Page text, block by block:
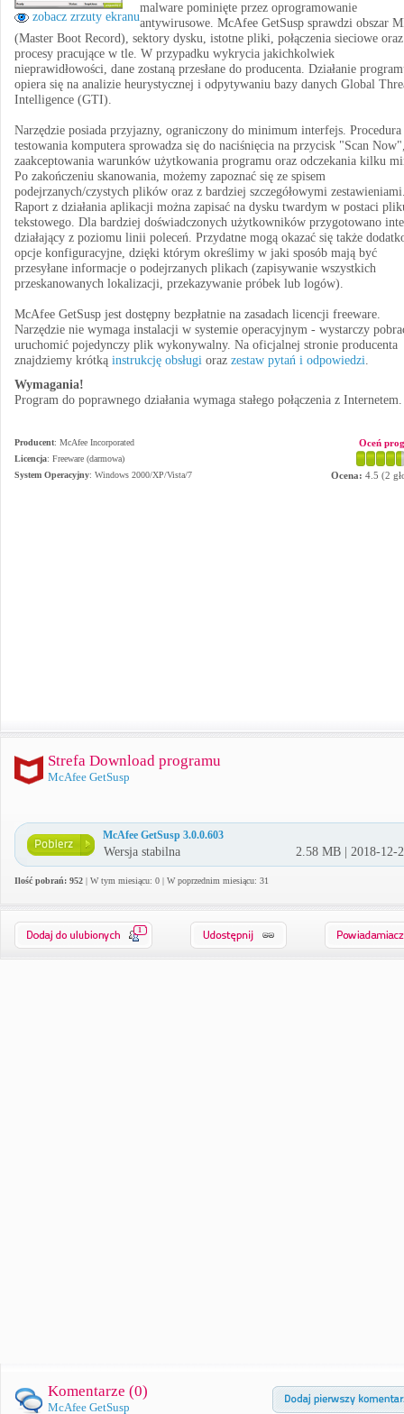
zobacz zrzuty ekranu
malware pominięte przez oprogramowanie
antywirusowe. McAfee GetSusp sprawdzi obszar
(Master Boot Record), sektory dysku, istotne pliki, połączenia sieciowe oraz
procesy pracujące w tle. W przypadku wykrycia jakichkolwiek
nieprawidłowości, dane zostaną przesłane do producenta. Działanie
opiera się na analizie heurystycznej i odpytywaniu bazy danych Global
Intelligence (GTI).
Narzędzie posiada przyjazny, ograniczony do minimum interfejs. Procedura
testowania komputera sprowadza się do naciśnięcia na przycisk "Scan
zaakceptowania warunków użytkowania programu oraz odczekania kilku
Po zakończeniu skanowania, możemy zapoznać się ze spisem
podejrzanych/czystych plików oraz z bardziej szczegółowymi
Raport z działania aplikacji można zapisać na dysku twardym w postaci
tekstowego. Dla bardziej doświadczonych użytkowników przygotowano
działający z poziomu linii poleceń. Przydatne mogą okazać się także
opcje konfiguracyjne, dzięki którym określimy w jaki sposób mają być
przesyłane informacje o podejrzanych plikach (zapisywanie wszystkich
przeskanowanych lokalizacji, przekazywanie próbek lub logów).
McAfee GetSusp jest dostępny bezpłatnie na zasadach licencji freeware.
Narzędzie nie wymaga instalacji w systemie operacyjnym - wystarczy
uruchomić pojedynczy plik wykonywalny. Na oficjalnej stronie producenta
znajdziemy krótką instrukcję obsługi oraz zestaw pytań i odpowiedzi.
Wymagania!
Program do poprawnego działania wymaga stałego połączenia z Internetem.
Producent: McAfee Incorporated
Licencja: Freeware (darmowa)
System Operacyjny: Windows 2000/XP/Vista/7
Oceń
Ocena: 4.5 (2
Strefa Download programu
McAfee GetSusp
McAfee GetSusp 3.0.0.603
Wersja stabilna 2.58 MB | 2018-12-
Ilość pobrań: 952 | W tym miesiącu: 0 | W poprzednim miesiącu: 31
1
Komentarze (0)
McAfee GetSusp